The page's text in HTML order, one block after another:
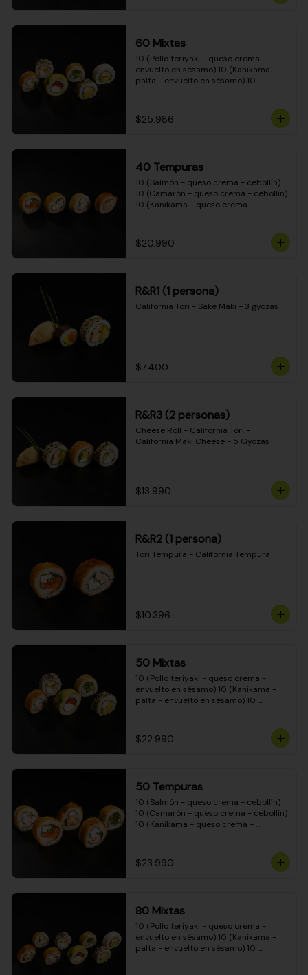
(Pimentón - queso crema - cebollín -
envuelto en masa tempura)
60 Mixtas
10 (Pollo teriyaki - queso crema -
envuelto en sésamo) 10 (Kanikama -
palta - envuelto en sésamo) 10
envuelto en queso crema) 10
(Camarón - queso crema - cebollín -
$25.986
40 Tempuras
10 (Salmón - queso crema - cebollín)
10 (Camarón - queso crema - cebollín)
10 (Kanikama - queso crema -
$20.990
R&R1 (1 persona)
California Tori - Sake Maki - 3 gyozas
$7.400
R&R3 (2 personas)
Cheese Roll - California Tori -
California Maki Cheese - 5 Gyozas
$13.990
R&R2 (1 persona)
Tori Tempura - California Tempura
$10.396
50 Mixtas
10 (Pollo teriyaki - queso crema -
envuelto en sésamo) 10 (Kanikama -
palta - envuelto en sésamo) 10
cebollín - envuelto en masa tempura)
10 (Pimentón - queso crema - cebollín
$22.990
50 Tempuras
10 (Salmón - queso crema - cebollín)
10 (Camarón - queso crema - cebollín)
10 (Kanikama - queso crema -
crema - cebollín)
$23.990
80 Mixtas
10 (Pollo teriyaki - queso crema -
envuelto en sésamo) 10 (Kanikama -
palta - envuelto en sésamo) 10